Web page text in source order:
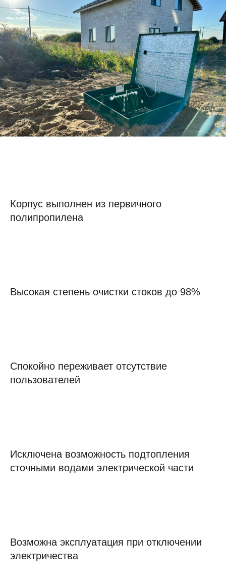
Корпус выполнен из первичного
полипропилена
Высокая степень очистки стоков до 98%
Спокойно переживает отсутствие
пользователей
Исключена возможность подтопления
сточными водами электрической части
Возможна эксплуатация при отключении
электричества